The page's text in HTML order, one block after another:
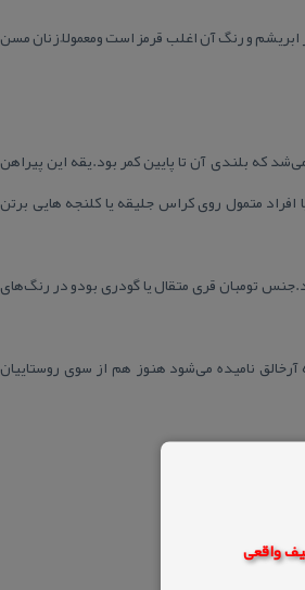
و رنگ آن اغلب قرمز است ومعمولاً زنان مسن
كه بلندی آن تا پایین كمر بود.یقه این پیراهن
متمول روی كراس جلیقه یا كلنجه هایی برتن
تومبان قری متقال یا گودری بودو در رنگ‌های
نامیده می‌شود هنوز هم از سوی روستاییان
می‌شود.
می‌شد.